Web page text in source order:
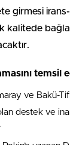
girmesi
kalitede
temsil
ve Bakü-
destek ve